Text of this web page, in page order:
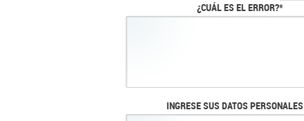
¿CUÁL ES EL ERROR?*
INGRESE SUS DATOS